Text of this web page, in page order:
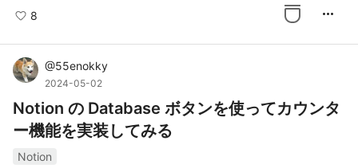
8 more_horiz
@55enokky
2024-05-02
Notion の Database ボタンを使ってカウンタ
ー機能を実装してみる
Notion